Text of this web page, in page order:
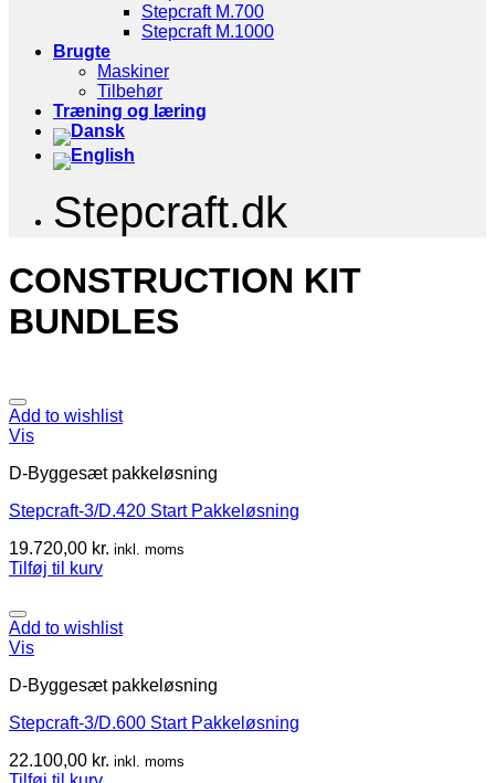
Stepcraft M.700
Stepcraft M.1000
Brugte
Maskiner
Tilbehør
Træning og læring
Stepcraft.dk
CONSTRUCTION KIT
BUNDLES
Add to wishlist
Vis
D-Byggesæt pakkeløsning
Stepcraft-3/D.420 Start Pakkeløsning
19.720,00 kr. inkl. moms
Tilføj til kurv
Add to wishlist
Vis
D-Byggesæt pakkeløsning
Stepcraft-3/D.600 Start Pakkeløsning
22.100,00 kr. inkl. moms